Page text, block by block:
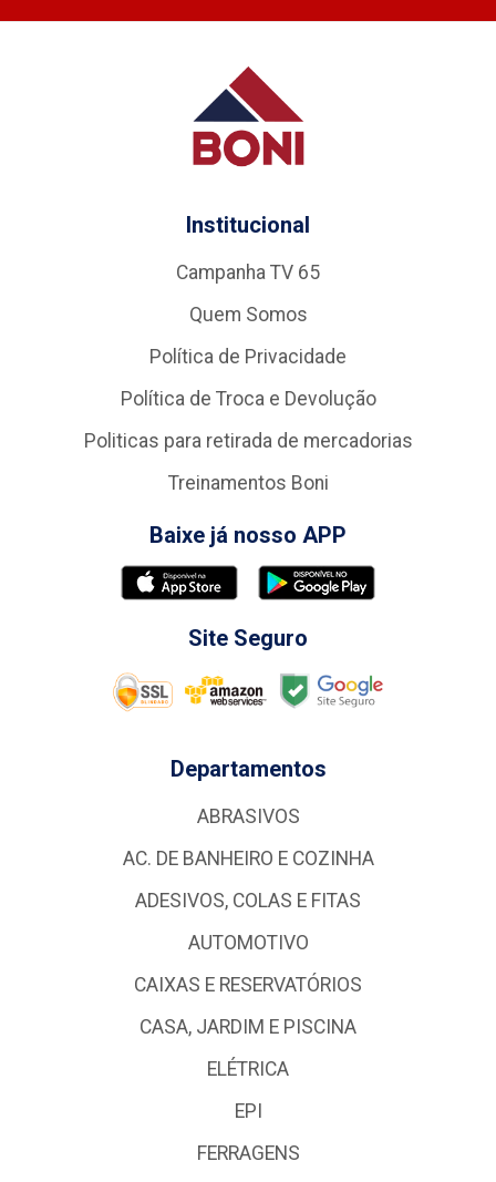
Institucional
Campanha TV 65
Quem Somos
Política de Privacidade
Política de Troca e Devolução
Politicas para retirada de mercadorias
Treinamentos Boni
Baixe já nosso APP
Site Seguro
Departamentos
ABRASIVOS
AC. DE BANHEIRO E COZINHA
ADESIVOS, COLAS E FITAS
AUTOMOTIVO
CAIXAS E RESERVATÓRIOS
CASA, JARDIM E PISCINA
ELÉTRICA
EPI
FERRAGENS